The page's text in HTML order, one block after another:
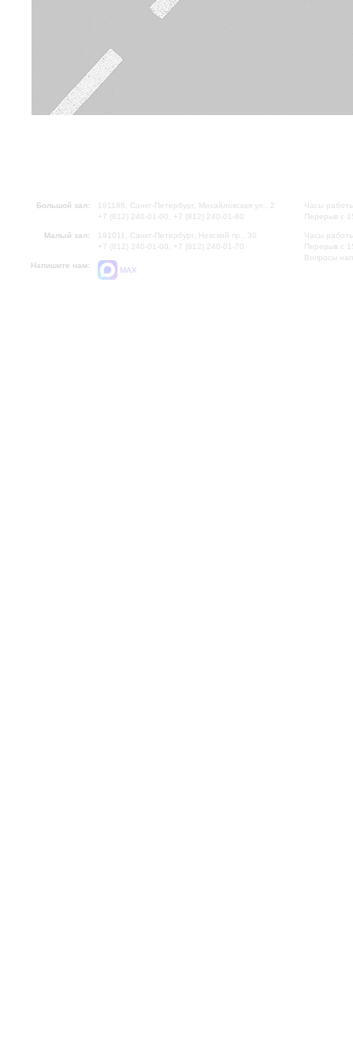
Большой зал:
191186, Санкт-Петербург, Михайловская ул., 2
+7 (812) 240-01-00, +7 (812) 240-01-80
Малый зал:
191011, Санкт-Петербург, Невский пр., 30
+7 (812) 240-01-00, +7 (812) 240-01-70
Напишите нам:
MAX
Часы
Перерыв с
Часы
Перерыв с
Вопросы